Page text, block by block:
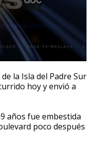
de la Isla del Padre Sur
hoy y envió a
años fue embestida
poco después